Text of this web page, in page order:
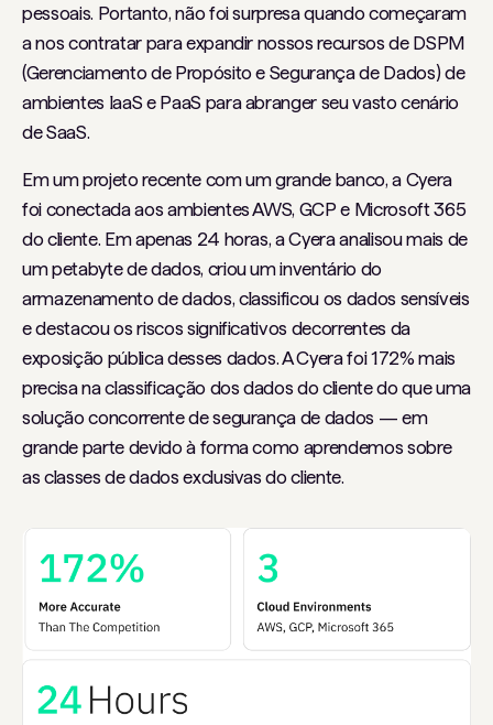
pessoais. Portanto, não foi surpresa quando começaram
a nos contratar para expandir nossos recursos de DSPM
(Gerenciamento de Propósito e Segurança de Dados) de
ambientes IaaS e PaaS para abranger seu vasto cenário
de SaaS.
Em um projeto recente com um grande banco, a Cyera
foi conectada aos ambientes AWS, GCP e Microsoft 365
do cliente. Em apenas 24 horas, a Cyera analisou mais de
um petabyte de dados, criou um inventário do
armazenamento de dados, classificou os dados sensíveis
e destacou os riscos significativos decorrentes da
exposição pública desses dados. A Cyera foi 172% mais
precisa na classificação dos dados do cliente do que uma
solução concorrente de segurança de dados — em
grande parte devido à forma como aprendemos sobre
as classes de dados exclusivas do cliente.